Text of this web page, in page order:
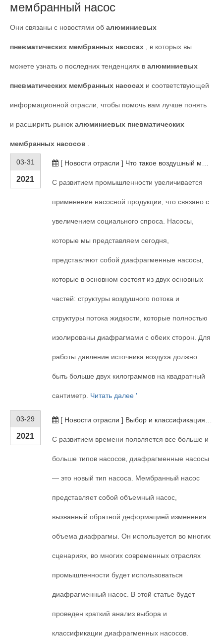
мембранный насос
Они связаны с новостями об алюминиевых
пневматических мембранных насосах , в которых вы
можете узнать о последних тенденциях в алюминиевых
пневматических мембранных насосах и соответствующей
информационной отрасли, чтобы помочь вам лучше понять
и расширить рынок алюминиевых пневматических
мембранных насосов
03-31
2021
[ Новости отрасли ] Что такое воздушный мембранный насос?
С развитием промышленности увеличивается
применение насосной продукции, что связано с
увеличением социального спроса. Насосы,
которые мы представляем сегодня,
представляют собой диафрагменные насосы,
которые в основном состоят из двух основных
частей: структуры воздушного потока и
структуры потока жидкости, которые полностью
изолированы диафрагмами с обеих сторон. Для
работы давление источника воздуха должно
быть больше двух килограммов на квадратный
сантиметр. Читать далее '
03-29
2021
[ Новости отрасли ] Выбор и классификация мембранного насоса
С развитием времени появляется все больше и
больше типов насосов, диафрагменные насосы
— это новый тип насоса. Мембранный насос
представляет собой объемный насос,
вызванный обратной деформацией изменения
объема диафрагмы. Он используется во многих
сценариях, во многих современных отраслях
промышленности будет использоваться
диафрагменный насос. В этой статье будет
проведен краткий анализ выбора и
классификации диафрагменных насосов.